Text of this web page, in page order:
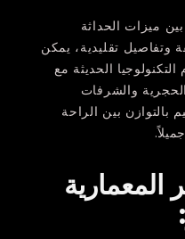
ميزات الحداثة
وتفاصيل تقليدية، يمكن
الحديثة مع
والشرفات
بالتوازن بين الراحة
المعمارية